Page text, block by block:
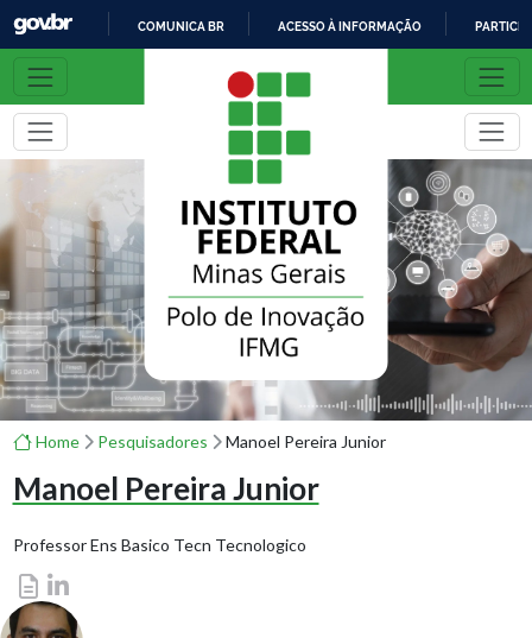
R
A
C
N
T
Ú
D
COMUNICA BR ACESSO À INFORMAÇÃO
Home Pesquisadores Manoel Pereira Junior
Manoel Pereira Junior
Professor Ens Basico Tecn Tecnologico